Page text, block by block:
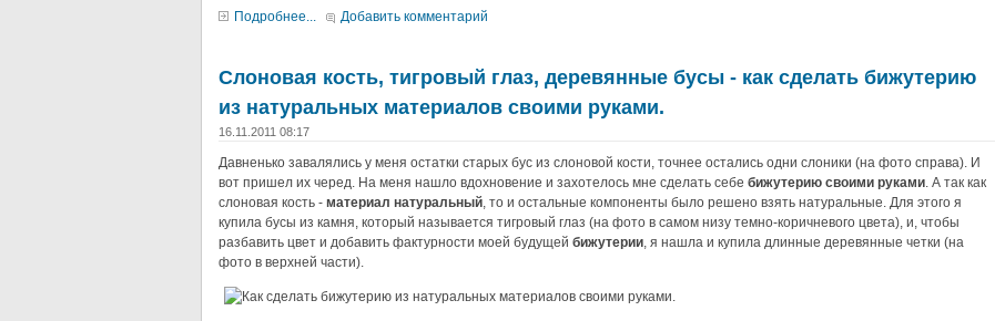
Подробнее...
Добавить комментарий
Слоновая кость, тигровый глаз, деревянные бусы - как сделать бижутерию
из натуральных материалов своими руками.
16.11.2011 08:17
Давненько завалялись у меня остатки старых бус из слоновой кости, точнее остались одни слоники (на фото справа). И
вот пришел их черед. На меня нашло вдохновение и захотелось мне сделать себе бижутерию своими руками. А так как
слоновая кость - материал натуральный, то и остальные компоненты было решено взять натуральные. Для этого я
купила бусы из камня, который называется тигровый глаз (на фото в самом низу темно-коричневого цвета), и, чтобы
разбавить цвет и добавить фактурности моей будущей бижутерии, я нашла и купила длинные деревянные четки (на
фото в верхней части).